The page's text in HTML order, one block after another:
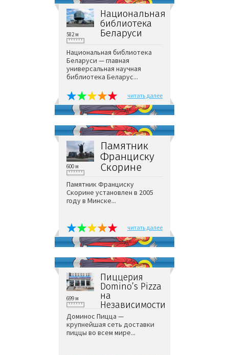
Национальная
библиотека
Беларуси
582 м
Национальная библиотека
Беларуси — главная
универсальная научная
библиотека Беларус...
читать далее
Памятник
Франциску
Скорине
600 м
Памятник Франциску
Скорине установлен в 2005
году в Минске...
читать далее
Пиццерия
Domino’s Pizza
на
Независимости
699 м
Доминос Пицца —
крупнейшая сеть доставки
пиццы во всем мире...